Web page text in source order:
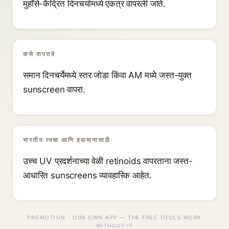
मुहाँसे-केंद्रित दिनचर्यामध्ये एकत्र वापरली जाते.
कसे वापरावे
समान दिनचर्येमध्ये स्तर जोडा किंवा AM मध्ये जस्त-युक्त
sunscreen वापरा.
भारतीय त्वचा आणि हवामानासाठी
उच्च UV प्रदर्शनाच्या वेळी retinoids वापरताना जस्त-
आधारित sunscreens व्यावहारिक आहेत.
PROMOTION · OUR OWN APP — THE FREE TOOLS WORK
WITHOUT IT